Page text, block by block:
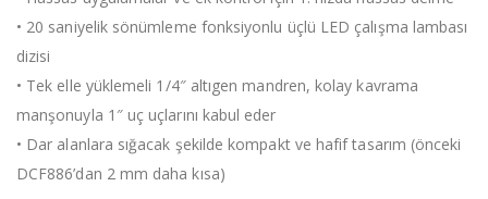
• 20 saniyelik sönümleme fonksiyonlu üçlü LED çalışma lambası
dizisi
• Tek elle yüklemeli 1/4″ altıgen mandren, kolay kavrama
manşonuyla 1″ uç uçlarını kabul eder
• Dar alanlara sığacak şekilde kompakt ve hafif tasarım (önceki
DCF886’dan 2 mm daha kısa)